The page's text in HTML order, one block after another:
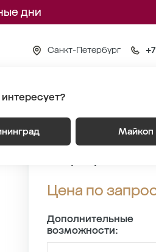
дни
Санкт-Петербург
Майкоп
1 Квартира №65
Цена по
Дополнительные
возможности: